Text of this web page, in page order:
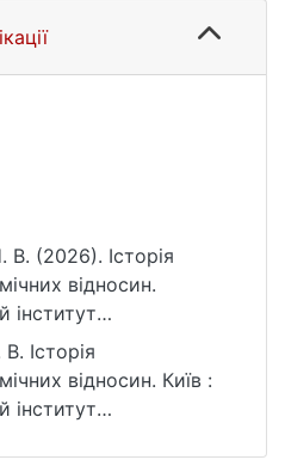
В. (2026). Історія
відносин.
інститут
Київського
імені Тараса
handle/15071834/1385
Історія
відносин. Київ :
інститут